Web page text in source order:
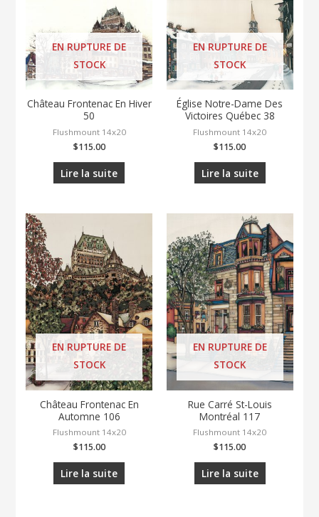
EN RUPTURE DE
STOCK
Château Frontenac En Hiver
50
Flushmount 14x20
$115.00
Lire la suite
EN RUPTURE DE
STOCK
Église Notre-Dame Des
Victoires Québec 38
Flushmount 14x20
$115.00
Lire la suite
EN RUPTURE DE
STOCK
Château Frontenac En
Automne 106
Flushmount 14x20
$115.00
Lire la suite
EN RUPTURE DE
STOCK
Rue Carré St-Louis
Montréal 117
Flushmount 14x20
$115.00
Lire la suite